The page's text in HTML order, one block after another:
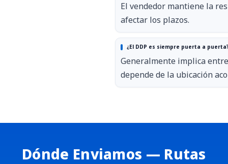
El vendedor mantiene la
afectar los plazos.
¿El DDP es siempre puerta a
Generalmente implica
depende de la ubicación
Dónde Enviamos — Rutas